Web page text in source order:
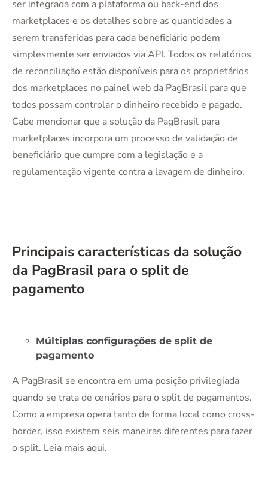
ser integrada com a plataforma ou back-end dos
marketplaces e os detalhes sobre as quantidades a
serem transferidas para cada beneficiário podem
simplesmente ser enviados via API. Todos os relatórios
de reconciliação estão disponíveis para os proprietários
dos marketplaces no painel web da PagBrasil para que
todos possam controlar o dinheiro recebido e pagado.
Cabe mencionar que a solução da PagBrasil para
marketplaces incorpora um processo de validação de
beneficiário que cumpre com a legislação e a
regulamentação vigente contra a lavagem de dinheiro.
Principais características da solução
da PagBrasil para o split de
pagamento
Múltiplas configurações de split de
pagamento
A PagBrasil se encontra em uma posição privilegiada
quando se trata de cenários para o split de pagamentos.
Como a empresa opera tanto de forma local como cross-
border, isso existem seis maneiras diferentes para fazer
o split. Leia mais aqui.